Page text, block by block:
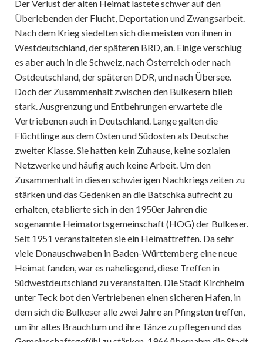
Der Verlust der alten Heimat lastete schwer auf den
Überlebenden der Flucht, Deportation und Zwangsarbeit.
Nach dem Krieg siedelten sich die meisten von ihnen in
Westdeutschland, der späteren BRD, an. Einige verschlug
es aber auch in die Schweiz, nach Österreich oder nach
Ostdeutschland, der späteren DDR, und nach Übersee.
Doch der Zusammenhalt zwischen den Bulkesern blieb
stark. Ausgrenzung und Entbehrungen erwartete die
Vertriebenen auch in Deutschland. Lange galten die
Flüchtlinge aus dem Osten und Südosten als Deutsche
zweiter Klasse. Sie hatten kein Zuhause, keine sozialen
Netzwerke und häufig auch keine Arbeit. Um den
Zusammenhalt in diesen schwierigen Nachkriegszeiten zu
stärken und das Gedenken an die Batschka aufrecht zu
erhalten, etablierte sich in den 1950er Jahren die
sogenannte Heimatortsgemeinschaft (HOG) der Bulkeser.
Seit 1951 veranstalteten sie ein Heimattreffen. Da sehr
viele Donauschwaben in Baden-Württemberg eine neue
Heimat fanden, war es naheliegend, diese Treffen in
Südwestdeutschland zu veranstalten. Die Stadt Kirchheim
unter Teck bot den Vertriebenen einen sicheren Hafen, in
dem sich die Bulkeser alle zwei Jahre an Pfingsten treffen,
um ihr altes Brauchtum und ihre Tänze zu pflegen und das